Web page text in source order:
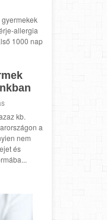
allergia
1000 nap
kb.
a
nem
és